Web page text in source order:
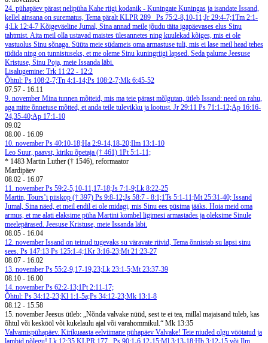
24. pühapäev pärast nelipüha Kahe riigi kodanik - Kuningate Kuningas ja isandate Issand,
kellel ainsana on surematus, Tema päraltKLPR 289
Ps 75:2-8,10-11;Jr 29:4-7;1Tm 2:1-
4;Lk 12:4-7 Kõigeväeline Jumal, Sina annad meile jõudu täita igapäevases elus Sinu
tahtmist. Aita meil olla ustavad maistes ülesannetes ning kuulekad kõiges, mis ei ole
vastuolus Sinu sõnaga. Süüta meie südameis oma armastuse tuli, mis ei lase meil head tehes
tüdida ning on tunnistuseks, et me oleme Sinu kuningriigi lapsed. Seda palume Jeesuse
Kristuse, Sinu Poja, meie Issanda läbi.
Lisalugemine: Trk 11:22 - 12:2
Õhtul: Ps 108:2-7;Tn 4:1-14;Ps 108:2-7;Mk 6:45-52
07.57 - 16.11
9. november Mina tunnen mõtteid, mis ma teie pärast mõlgutan, ütleb Issand: need on rahu,
aga mitte õnnetuse mõtted, et anda teile tulevikku ja lootust. Jr 29:11 Ps 71:1-12;Ap 16:16-
24,35-40;Ap 17:1-10
09.02
08.00 - 16.09
10. november Ps 40:10-18;Ha 2:9-14,18-20;Ilm 13:1-10
Leo Suur, paavst, kiriku õpetaja († 461) 1Pt 5:1-11;
* 1483 Martin Luther († 1546), reformaator
Mardipäev
08.02 - 16.07
11. november Ps 59:2-5,10-11,17-18;Js 7:1-9;Lk 8:22-25
Martin, Tours’i piiskop († 397) Ps 9:8-12;Js 58:7 - 8:1;1Ts 5:1-11;Mt 25:31-40; Issand
Jumal, Sina näed, et meil endil ei ole midagi, mis Sinu ees püsima jääks. Hoia meid oma
armus, et me alati elaksime püha Martini kombel ligimesi armastades ja oleksime Sinule
meelepärased. Jeesuse Kristuse, meie Issanda läbi.
08.05 - 16.04
12. november Issand on teinud tugevaks su väravate riivid, Tema õnnistab su lapsi sinu
sees. Ps 147:13 Ps 125:1-4;1Kr 3:16-23;Mt 21:23-27
08.07 - 16.02
13. november Ps 55:2-9,17-19,23;Lk 23:1-5;Mt 23:37-39
08.10 - 16.00
14. november Ps 62:2-13;1Pt 2:11-17;
Õhtul: Ps 34:12-23;Kl 1:1-5a;Ps 34:12-23;Mk 13:1-8
08.12 - 15.58
15. november Jeesus ütleb: „Nõnda valvake nüüd, sest te ei tea, millal majaisand tuleb, kas
õhtul või keskööl või kukelaulu ajal või varahommikul.“ Mk 13:35
Valvamispühapäev. Kirikuaasta eelviimane pühapäev Valvake! Teie niuded olgu vöötatud ja
lambid põlegu! Lk 12:35 KLPR 177 Ps 90:1-6,12-15;Ml 3:13-18;Hb 3:12-15 või Ilm